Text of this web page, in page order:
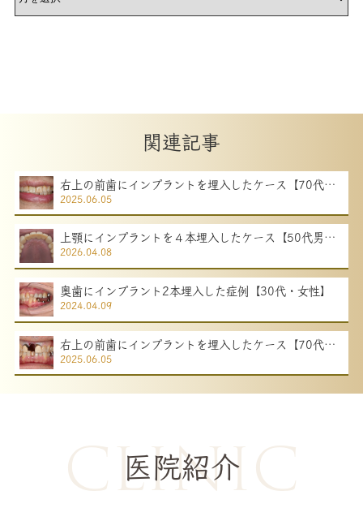
ー
関連記事
右上の前歯にインプラントを埋入したケース【70代女
性】
2025.06.05
上顎にインプラントを４本埋入したケース【50代男
性】
2026.04.08
奥歯にインプラント2本埋入した症例【30代・女性】
2024.04.09
右上の前歯にインプラントを埋入したケース【70代男
性】
2025.06.05
clinic
医院紹介